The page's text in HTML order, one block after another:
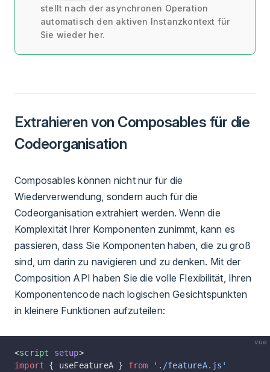
stellt nach der asynchronen Operation
automatisch den aktiven Instanzkontext für
Sie wieder her.
Extrahieren von Composables für die
Codeorganisation
Composables können nicht nur für die
Wiederverwendung, sondern auch für die
Codeorganisation extrahiert werden. Wenn die
Komplexität Ihrer Komponenten zunimmt, kann es
passieren, dass Sie Komponenten haben, die zu groß
sind, um darin zu navigieren und zu denken. Mit der
Composition API haben Sie die volle Flexibilität, Ihren
Komponentencode nach logischen Gesichtspunkten
in kleinere Funktionen aufzuteilen:
vue
<script setup>
import { useFeatureA } from './featureA.js'